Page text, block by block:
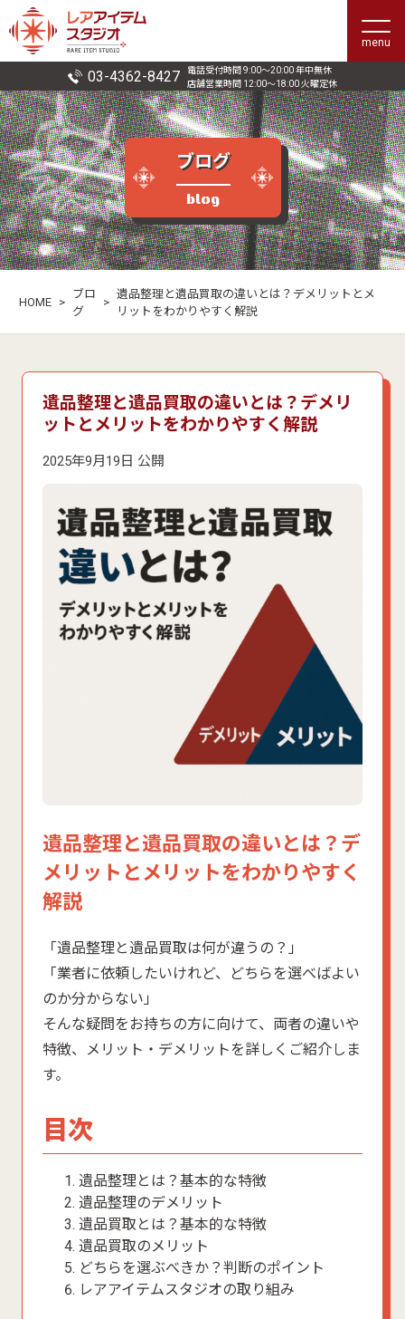
menu
03-4362-8427
電話受付時間 9:00〜20:00 年中無休
店舗営業時間 12:00〜18:00 火曜定休
ブログ
blog
HOME >
ブロ
グ
>
遺品整理と遺品買取の違いとは？デメリットとメ
リットをわかりやすく解説
遺品整理と遺品買取の違いとは？デメリ
ットとメリットをわかりやすく解説
2025年9月19日 公開
遺品整理と遺品買取の違いとは？デ
メリットとメリットをわかりやすく
解説
「遺品整理と遺品買取は何が違うの？」
「業者に依頼したいけれど、どちらを選べばよい
のか分からない」
そんな疑問をお持ちの方に向けて、両者の違いや
特徴、メリット・デメリットを詳しくご紹介しま
す。
目次
遺品整理とは？基本的な特徴
遺品整理のデメリット
遺品買取とは？基本的な特徴
遺品買取のメリット
どちらを選ぶべきか？判断のポイント
レアアイテムスタジオの取り組み